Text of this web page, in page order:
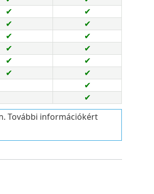
✔
✔
✔
✔
✔
✔
✔
✔
✔
✔
✔
✔
✔
✔
További információkért